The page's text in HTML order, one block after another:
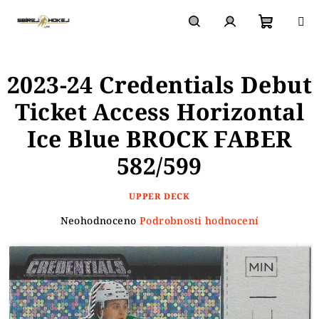
košík
2023-24 Credentials Debut
Ticket Access Horizontal
Ice Blue BROCK FABER
582/599
UPPER DECK
Průměrné
produktu
je
0,0
z
5
Neohodnoceno Podrobnosti hodnocení